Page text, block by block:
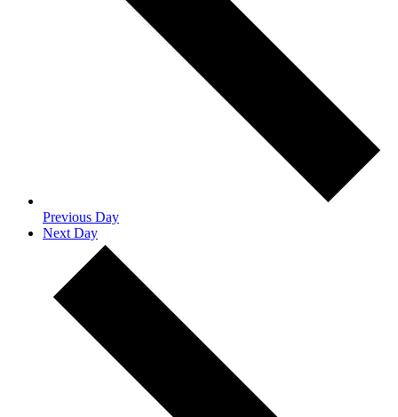
Previous Day
Next Day